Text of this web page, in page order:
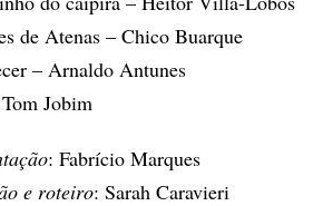
de Atenas – Chico Buarque
– Arnaldo Antunes
Jobim
: Fabrício Marques
e roteiro: Sarah Caravieri